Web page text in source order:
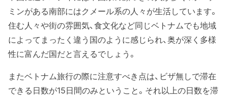
ミンがある南部にはクメール系の人々が生活しています。
住む人々や街の雰囲気、食文化など同じベトナムでも地域
によってまったく違う国のように感じられ、奥が深く多様
性に富んだ国だと言えるでしょう。
またベトナム旅行の際に注意すべき点は、ビザ無しで滞在
できる日数が15日間のみということ。それ以上の日数を滞